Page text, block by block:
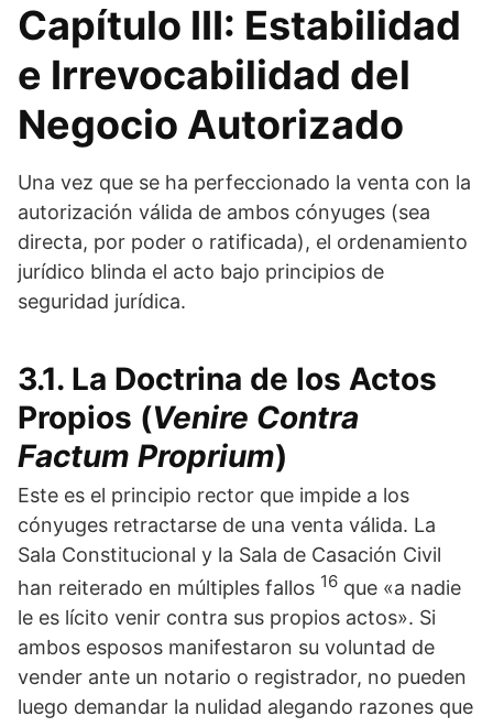
Capítulo III: Estabilidad
e Irrevocabilidad del
Negocio Autorizado
Una vez que se ha perfeccionado la venta con la
autorización válida de ambos cónyuges (sea
directa, por poder o ratificada), el ordenamiento
jurídico blinda el acto bajo principios de
seguridad jurídica.
3.1. La Doctrina de los Actos
Propios (Venire Contra
Factum Proprium)
Este es el principio rector que impide a los
cónyuges retractarse de una venta válida. La
Sala Constitucional y la Sala de Casación Civil
han reiterado en múltiples fallos 16 que «a nadie
le es lícito venir contra sus propios actos». Si
ambos esposos manifestaron su voluntad de
vender ante un notario o registrador, no pueden
luego demandar la nulidad alegando razones que